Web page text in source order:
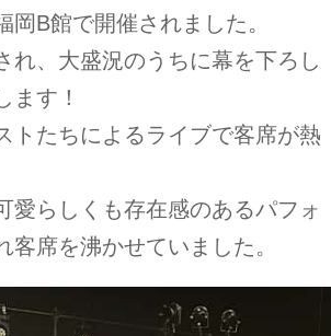
B館で開催されました。
れ、大盛況のうちに幕を下ろし
ます！
トたちによるライブで客席が熱
愛らしくも存在感のあるパフォ
席を沸かせていました。